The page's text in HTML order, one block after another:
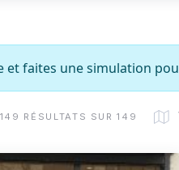
et faites une simulation
RÉSULTATS SUR 149